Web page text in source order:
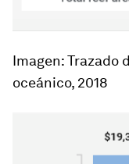
Imagen: Trazado
oceánico, 2018